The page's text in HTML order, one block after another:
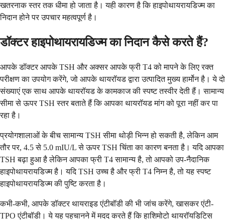
खतरनाक स्तर तक धीमा हो जाता है। यही कारण है कि हाइपोथायरायडिज्म का
निदान होने पर उपचार महत्वपूर्ण है।
डॉक्टर हाइपोथायरायडिज्म का निदान कैसे करते हैं?
आपके डॉक्टर आपके TSH और अक्सर आपके फ्री T4 को मापने के लिए रक्त
परीक्षण का उपयोग करेंगे, जो आपके थायरॉयड द्वारा उत्पादित मुख्य हार्मोन है। ये दो
संख्याएं एक साथ आपके थायरॉयड के कामकाज की स्पष्ट तस्वीर देती हैं। सामान्य
सीमा से ऊपर TSH स्तर बताते हैं कि आपका थायरॉयड मांग को पूरा नहीं कर पा
रहा है।
प्रयोगशालाओं के बीच सामान्य TSH सीमा थोड़ी भिन्न हो सकती है, लेकिन आम
तौर पर, 4.5 से 5.0 mIU/L से ऊपर TSH चिंता का कारण बनता है। यदि आपका
TSH बढ़ा हुआ है लेकिन आपका फ्री T4 सामान्य है, तो आपको उप-नैदानिक ​​
हाइपोथायरायडिज्म है। यदि TSH उच्च है और फ्री T4 निम्न है, तो यह स्पष्ट
हाइपोथायरायडिज्म की पुष्टि करता है।
कभी-कभी, आपके डॉक्टर थायराइड एंटीबॉडी की भी जांच करेंगे, खासकर एंटी-
TPO एंटीबॉडी। ये यह पहचानने में मदद करते हैं कि हाशिमोटो थायरॉयडिटिस